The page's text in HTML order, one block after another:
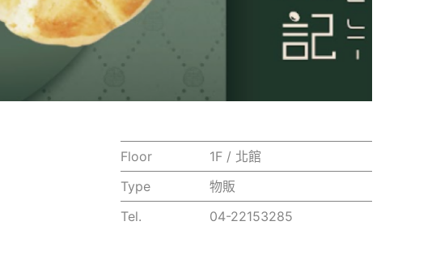
Floor
1F / 北館
Type
物販
Tel.
04-22153285